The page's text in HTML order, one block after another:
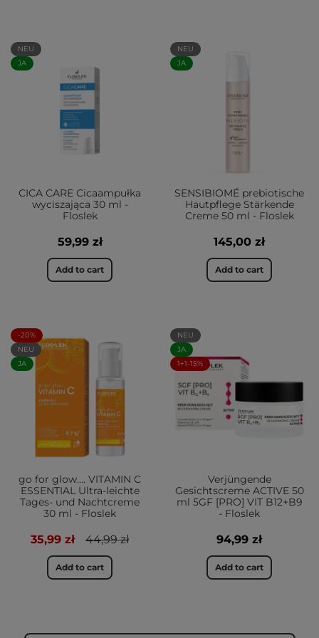
NEU
JA
CICA CARE Cicaampułka
wyciszająca 30 ml -
Floslek
59,99 zł
Add to cart
NEU
JA
SENSIBIOMÉ prebiotische
Hautpflege Stärkende
Creme 50 ml - Floslek
145,00 zł
Add to cart
-20%
NEU
JA
go for glow…. VITAMIN C
ESSENTIAL Ultra-leichte
Tages- und Nachtcreme
30 ml - Floslek
35,99 zł 44,99 zł
Add to cart
NEU
JA
1+1-15%
Verjüngende
Gesichtscreme ACTIVE 50
ml 5GF [PRO] VIT B12+B9
- Floslek
94,99 zł
Add to cart